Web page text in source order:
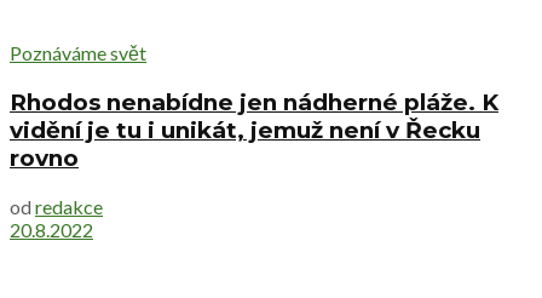
Poznáváme svět
Rhodos nenabídne jen nádherné pláže. K
vidění je tu i unikát, jemuž není v Řecku
rovno
od redakce
20.8.2022